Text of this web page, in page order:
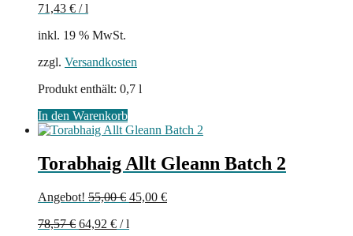
71,43 € /l
inkl. 19 % MwSt.
zzgl. Versandkosten
Produkt enthält: 0,7 l
In den Warenkorb
Torabhaig Allt Gleann Batch 2
Angebot! 55,00€ Ursprünglicher
war:
45,00 €Aktueller
78,57€ 64,92 € /l